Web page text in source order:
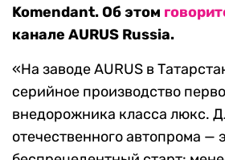
Komendant. Об этом
канале AURUS Russia.
«На заводе AURUS в
серийное производство
внедорожника класса люкс.
отечественного автопрома —